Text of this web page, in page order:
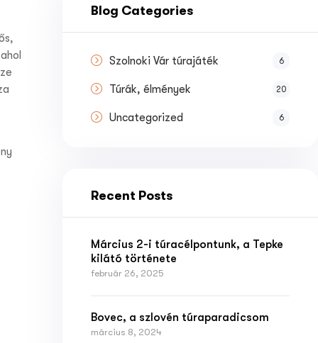
Blog Categories
Szolnoki Vár túrajáték 6
Túrák, élmények 20
Uncategorized 6
Recent Posts
Március 2-i túracélpontunk, a Tepke
kilátó története
február 26, 2025
Bovec, a szlovén túraparadicsom
március 8, 2024